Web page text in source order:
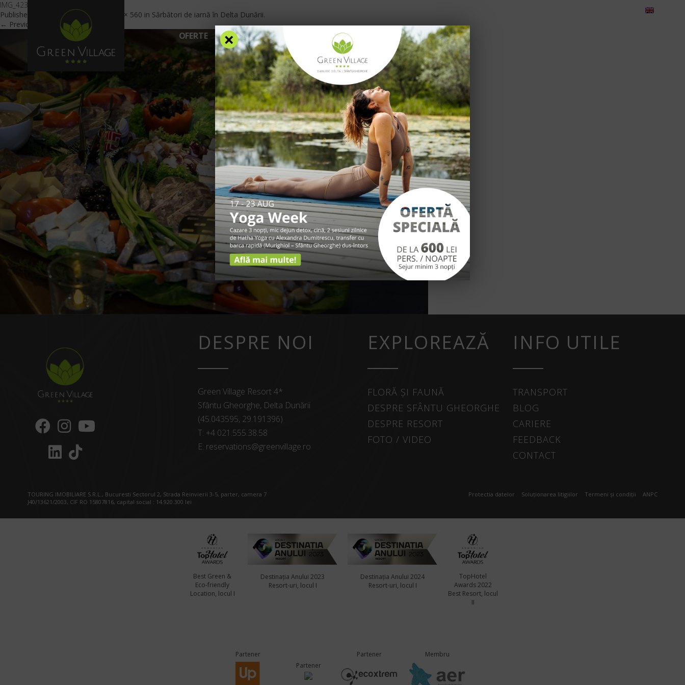
OFERTE CAZARE FACILITĂȚI EXPERIENȚE TARIFE INFO UTILE CORPORATE
IMG_4233
Published
December 22, 2020 840 × 560 in Sărbători de iarnă în Delta Dunării.
← Previous
Next →
DESPRE NOI
Green Village Resort 4*
Sfântu Gheorghe, Delta Dunării
(45.043595, 29.191396)
T: +4 021.555.38.58
E: reservations@greenvillage.ro
EXPLOREAZĂ
FLORĂ ȘI FAUNĂ
DESPRE SFÂNTU GHEORGHE
DESPRE RESORT
FOTO / VIDEO
INFO UTILE
TRANSPORT
BLOG
CARIERE
FEEDBACK
CONTACT
TOURING IMOBILIARE S.R.L., Bucuresti Sectorul 2, Strada Reinvierii 3-5, parter, camera 7
J40/13621/2003, CIF RO 15807816, capital social : 14.920.300 lei
Protectia datelor Soluționarea litigiilor Termeni și condiții ANPC
Best Green &
Eco-friendly
Location, locul I
Destinația Anului 2023
Resort-uri, locul I
Destinația Anului 2024
Resort-uri, locul I
TopHotel
Awards 2022
Best Resort, locul
II
Partener
Partener
Partener Membru
×